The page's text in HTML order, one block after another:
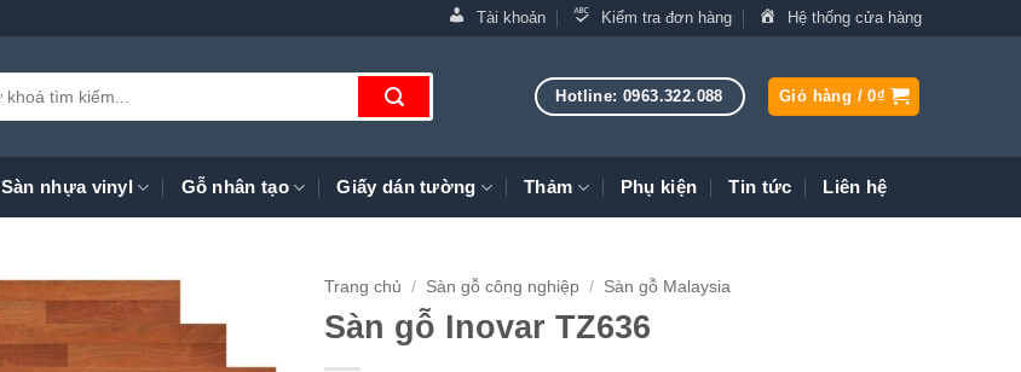
Tài khoản Kiểm tra đơn hàng Hệ thống cửa hàng
Hotline: 0963.322.088 Giỏ hàng /0₫
Sàn nhựa vinyl Gỗ nhân tạo Giấy dán tường Thảm Phụ kiện Tin tức Liên hệ
Trang chủ / Sàn gỗ công nghiệp / Sàn gỗ Malaysia
Sàn gỗ Inovar TZ636